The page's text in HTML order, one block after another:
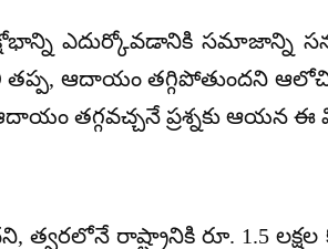
ఎదుర్కోవడానికి సమాజాన్ని
ఆదాయం తగ్గిపోతుందని
ఆదాయం తగ్గవచ్చనే ప్రశ్నకు
రాష్ట్రానికి రూ. 1.5